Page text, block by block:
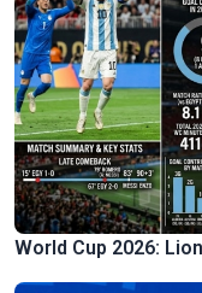
World Cup 2026: